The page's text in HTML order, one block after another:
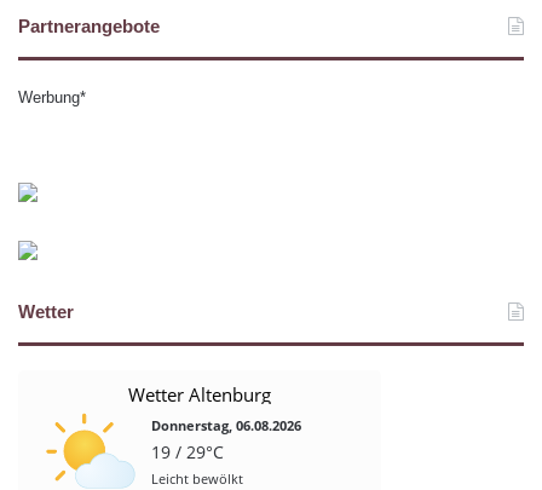
Partnerangebote
Werbung*
Wetter
Wetter Altenburg
Donnerstag, 06.08.2026
19 / 29°C
Leicht bewölkt